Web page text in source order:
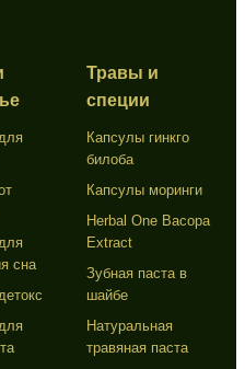
сна
Травы и
специи
Капсулы гинкго
билоба
Капсулы моринги
Herbal One Bacopa
Extract
Зубная паста в
шайбе
Натуральная
травяная паста